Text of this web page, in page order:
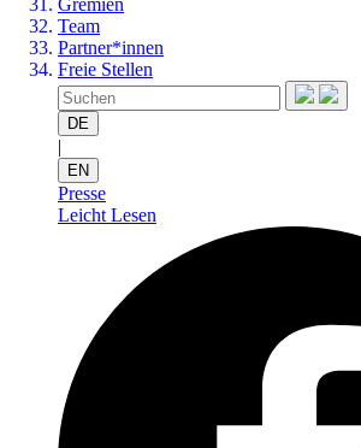
Gremien
Team
Partner*innen
Freie Stellen
DE
|
EN
Presse
Leicht Lesen